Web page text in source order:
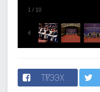
1 / 10
ТҮГЭЭХ